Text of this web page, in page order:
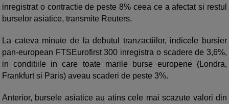
inregistrat o contractie de peste 8% ceea ce a afectat si restul
burselor asiatice, transmite Reuters.
La cateva minute de la debutul tranzactiilor, indicele bursier
pan-european FTSEurofirst 300 inregistra o scadere de 3,6%,
in conditiile in care toate marile burse europene (Londra,
Frankfurt si Paris) aveau scaderi de peste 3%.
Anterior, bursele asiatice au atins cele mai scazute valori din